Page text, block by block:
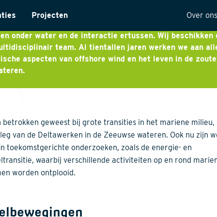
Projecten Over ons
Onze
Visie
Ecology heeft een lange historie in marien
en onder water en de interactie ertussen. Wij beschikken
team. Al tientallen jaren werken we aan
aspecten van offshore wind en het leven in de zoute
betrokken geweest bij grote transities in het mariene milieu,
van de Deltawerken in de Zeeuwse wateren. Ook nu zijn
toekomstgerichte onderzoeken, zoals de energie- en
waarbij verschillende activiteiten op en rond
worden ontplooid.